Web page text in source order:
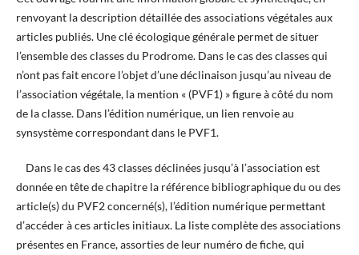
renvoyant la description détaillée des associations végétales aux
articles publiés. Une clé écologique générale permet de situer
l’ensemble des classes du Prodrome. Dans le cas des classes qui
n’ont pas fait encore l’objet d’une déclinaison jusqu’au niveau de
l’association végétale, la mention « (PVF1) » figure à côté du nom
de la classe. Dans l’édition numérique, un lien renvoie au
synsystème correspondant dans le PVF1.
Dans le cas des 43 classes déclinées jusqu’à l’association est
donnée en tête de chapitre la référence bibliographique du ou des
article(s) du PVF2 concerné(s), l’édition numérique permettant
d’accéder à ces articles initiaux. La liste complète des associations
présentes en France, assorties de leur numéro de fiche, qui